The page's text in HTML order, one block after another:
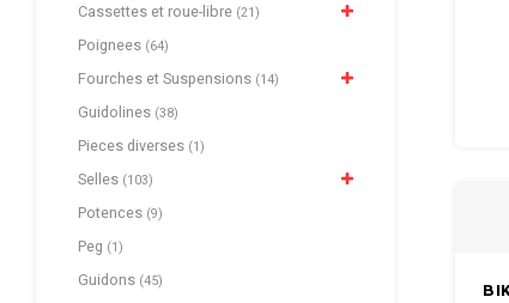
Cassettes et roue-libre (21)
Poignees (64)
Fourches et Suspensions (14)
Guidolines (38)
Pieces diverses (1)
Selles (103)
Potences (9)
Peg (1)
Guidons (45)